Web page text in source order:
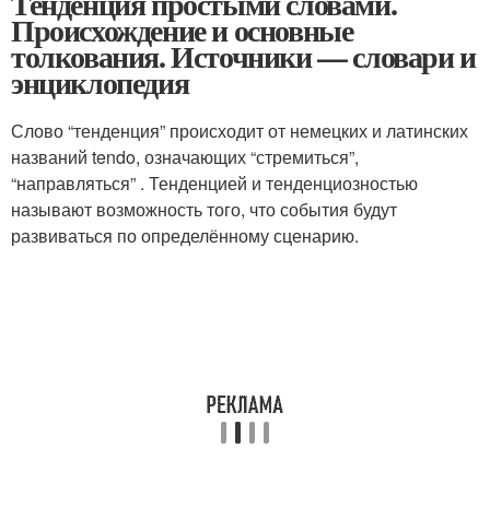
Происхождение и основные
толкования. Источники — словари и
энциклопедия
Слово “тенденция” происходит от немецких и латинских
названий tendo, означающих “стремиться”,
“направляться” . Тенденцией и тенденциозностью
называют возможность того, что события будут
развиваться по определённому сценарию.